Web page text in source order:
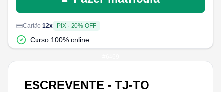
ESCREVENTE - TJ-TO
Cartão 12x PIX · 20% OFF
Curso 100% online